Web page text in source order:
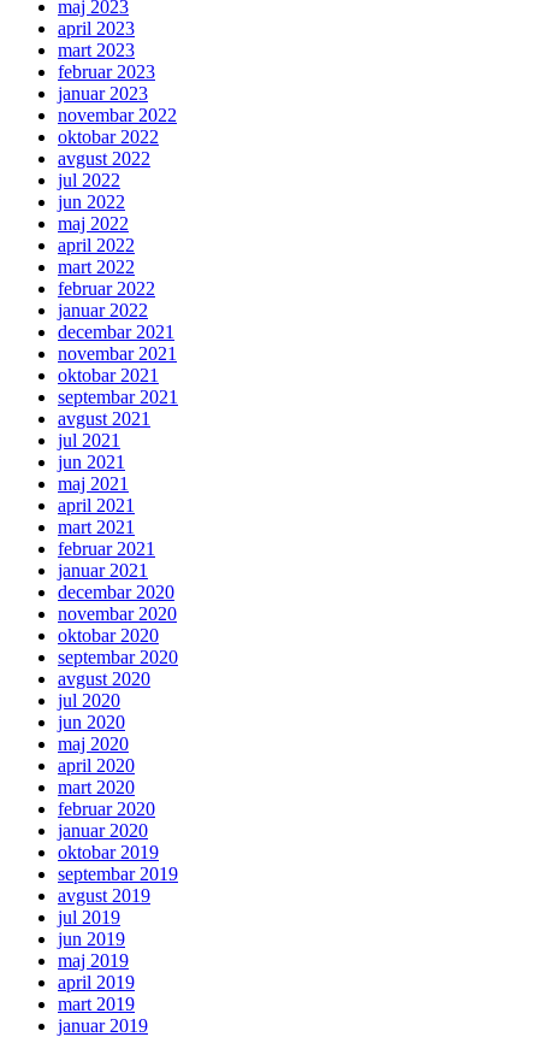
maj 2023
april 2023
mart 2023
februar 2023
januar 2023
novembar 2022
oktobar 2022
avgust 2022
jul 2022
jun 2022
maj 2022
april 2022
mart 2022
februar 2022
januar 2022
decembar 2021
novembar 2021
oktobar 2021
septembar 2021
avgust 2021
jul 2021
jun 2021
maj 2021
april 2021
mart 2021
februar 2021
januar 2021
decembar 2020
novembar 2020
oktobar 2020
septembar 2020
avgust 2020
jul 2020
jun 2020
maj 2020
april 2020
mart 2020
februar 2020
januar 2020
oktobar 2019
septembar 2019
avgust 2019
jul 2019
jun 2019
maj 2019
april 2019
mart 2019
januar 2019